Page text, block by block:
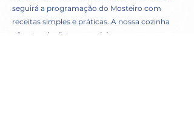
seguirá a programação do Mosteiro com
receitas simples e práticas. A nossa cozinha
não atende dietas especiais.